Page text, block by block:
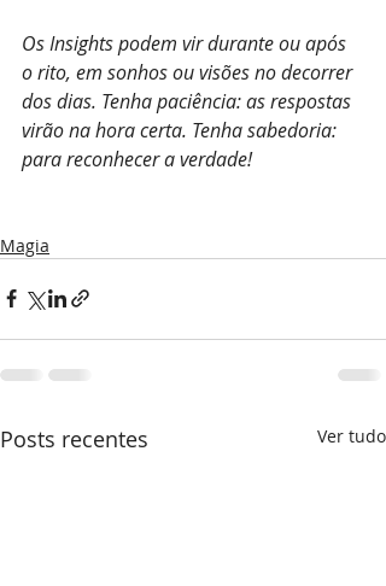
Os Insights podem vir durante ou após
o rito, em sonhos ou visões no decorrer
dos dias. Tenha paciência: as respostas
virão na hora certa. Tenha sabedoria:
para reconhecer a verdade!
Magia
Posts recentes Ver tudo